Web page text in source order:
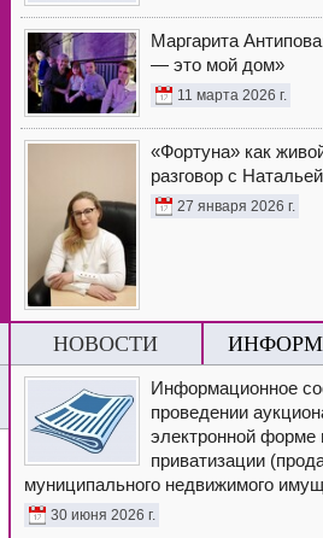
Маргарита
— это мой дом»
11 марта 2026 г.
«Фортуна» как
разговор с
27 января 2026 г.
НОВОСТИ
Информационное
проведении
электронной форме
приватизации
муниципального недвижимого
30 июня 2026 г.